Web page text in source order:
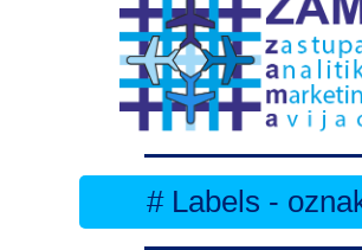
# Labels -